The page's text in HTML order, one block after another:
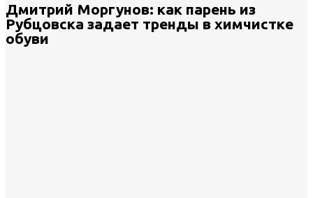
Дмитрий Моргунов: как парень из
Рубцовска задает тренды в химчистке
обуви